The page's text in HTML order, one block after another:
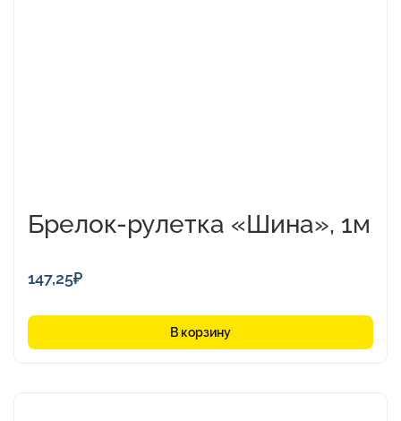
Брелок-рулетка «Шина», 1м
147,25₽
В корзину